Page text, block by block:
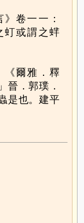
卷一一：
虰或謂之蝆
《爾雅．釋
晉．郭璞．
是也。建平